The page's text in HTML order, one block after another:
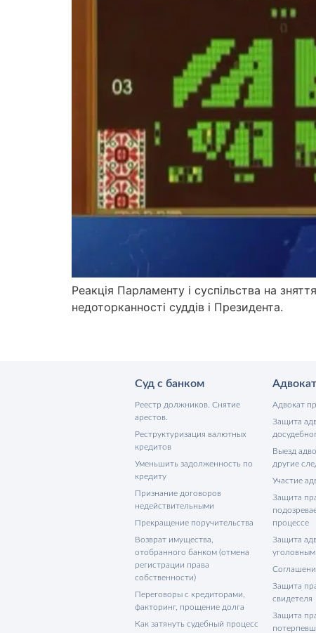
Реакція Парламенту і суспільства на
недоторканності суддів і Президента.
Суд с банком
Реестр должников. Снятие
арестов.
Реструктуризация валютных
кредитов
Уменьшить задолженность по
кредиту
Признание договоров
недействительными
Прекращение поручительства
Возврат имущества,
отобранного банком (отмена
регистрации права
собственности)
Переговоры с кредиторами,
факторинг, прощение долга
Как затянуть судебный процесс
Адвокат
Адвокат
Защита
Выезд
другие
Участие
Защита
процессе
Защита
Защита
свидетеля
Защита